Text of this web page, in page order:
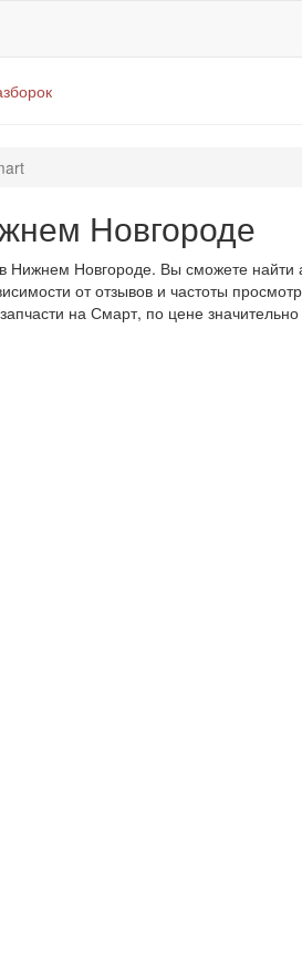
Новгороде
Новгороде. Вы сможете найти
от отзывов и частоты
на Смарт, по цене